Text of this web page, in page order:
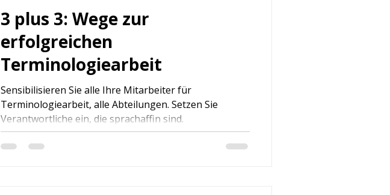
3 plus 3: Wege zur
erfolgreichen
Terminologiearbeit
Sensibilisieren Sie alle Ihre Mitarbeiter für
Terminologiearbeit, alle Abteilungen. Setzen Sie
Verantwortliche ein, die sprachaffin sind.